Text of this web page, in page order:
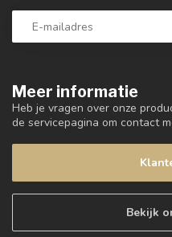
Meer informatie
Heb je vragen over onze
de servicepagina om contact
Bekijk